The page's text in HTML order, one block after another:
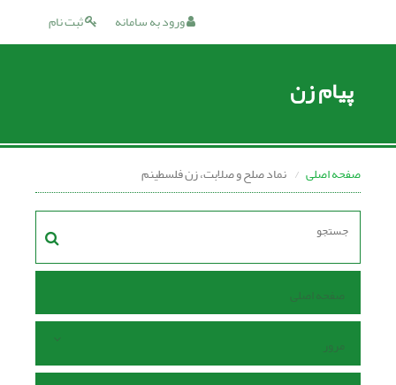
ثبت نام ورود به سامانه
پیام زن
صفحه اصلی نماد صلح و صلابت، زن فلسطینم
صفحه اصلی
مرور